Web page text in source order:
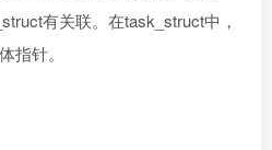
有关联。在task_struct中，
指针。